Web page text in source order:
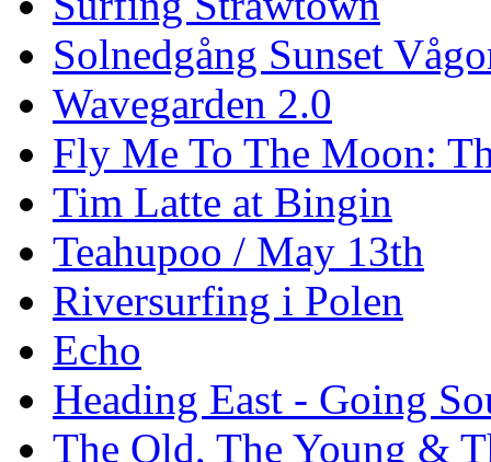
Solnedgång Sunset
Wavegarden 2.0
Fly Me To The Moon:
Tim Latte at Bingin
Teahupoo / May 13th
Riversurfing i Polen
Echo
Heading East - Going
The Old, The Young &